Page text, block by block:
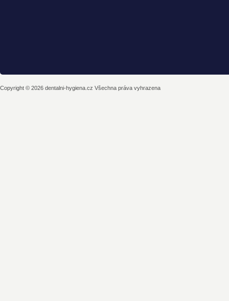
Copyright © 2026 dentalni-hygiena.cz Všechna práva vyhrazena